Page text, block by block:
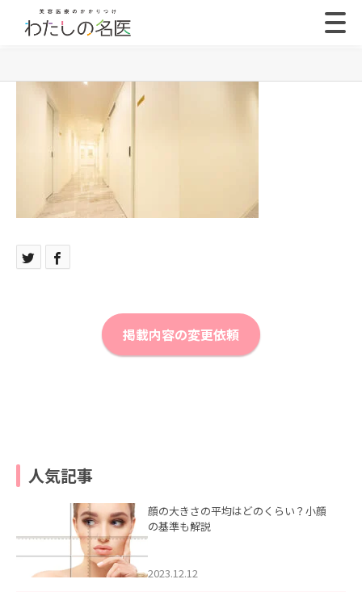
掲載内容の変更依頼
人気記事
顔の大きさの平均はどのくらい？小顔
の基準も解説
2023.12.12